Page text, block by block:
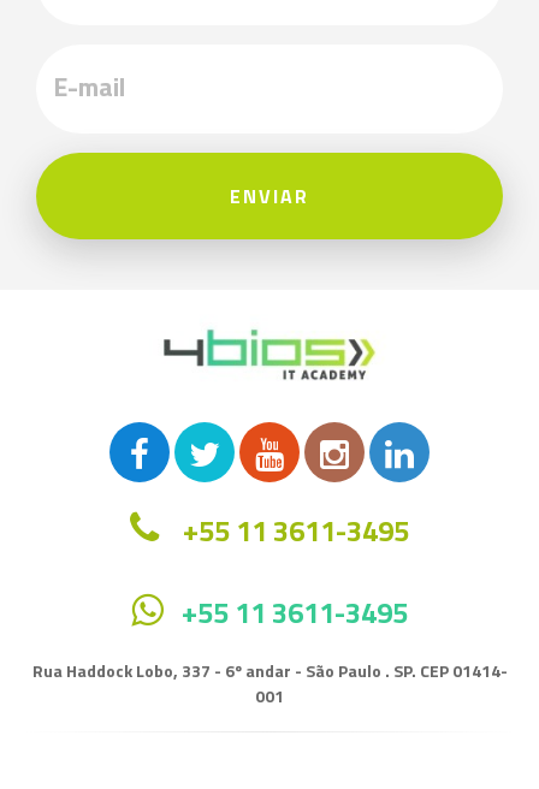
ENVIAR
+55 11 3611-3495
+55 11 3611-3495
Rua Haddock Lobo, 337 - 6º andar - São Paulo . SP. CEP 01414-
001